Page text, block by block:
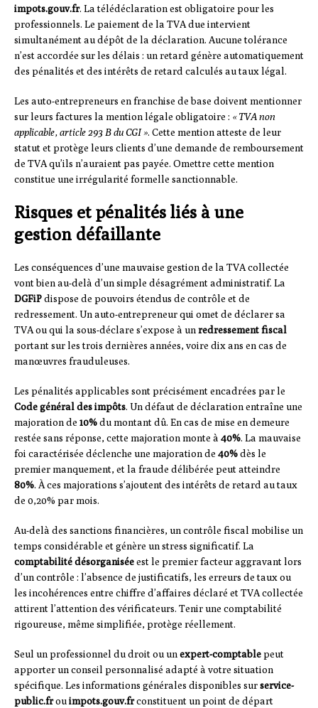
impots.gouv.fr. La télédéclaration est obligatoire pour les
professionnels. Le paiement de la TVA due intervient
simultanément au dépôt de la déclaration. Aucune tolérance
n’est accordée sur les délais : un retard génère automatiquement
des pénalités et des intérêts de retard calculés au taux légal.
Les auto-entrepreneurs en franchise de base doivent mentionner
sur leurs factures la mention légale obligatoire : « TVA non
applicable, article 293 B du CGI ». Cette mention atteste de leur
statut et protège leurs clients d’une demande de remboursement
de TVA qu’ils n’auraient pas payée. Omettre cette mention
constitue une irrégularité formelle sanctionnable.
Risques et pénalités liés à une
gestion défaillante
Les conséquences d’une mauvaise gestion de la TVA collectée
vont bien au-delà d’un simple désagrément administratif. La
DGFiPdispose de pouvoirs étendus de contrôle et de
redressement. Un auto-entrepreneur qui omet de déclarer sa
TVA ou qui la sous-déclare s’expose à unredressement fiscal
portant sur les trois dernières années, voire dix ans en cas de
manœuvres frauduleuses.
Les pénalités applicables sont précisément encadrées par le
Code général des impôts. Un défaut de déclaration entraîne une
majoration de 10%du montant dû. En cas de mise en demeure
restée sans réponse, cette majoration monte à 40%. La mauvaise
foi caractérisée déclenche une majoration de 40%dès le
premier manquement, et la fraude délibérée peut atteindre
80%. À ces majorations s’ajoutent des intérêts de retard au taux
de 0,20% par mois.
Au-delà des sanctions financières, un contrôle fiscal mobilise un
temps considérable et génère un stress significatif. La
comptabilité désorganiséeest le premier facteur aggravant lors
d’un contrôle : l’absence de justificatifs, les erreurs de taux ou
les incohérences entre chiffre d’affaires déclaré et TVA collectée
attirent l’attention des vérificateurs. Tenir une comptabilité
rigoureuse, même simplifiée, protège réellement.
Seul un professionnel du droit ou unexpert-comptablepeut
apporter un conseil personnalisé adapté à votre situation
spécifique. Les informations générales disponibles surservice-
public.frouimpots.gouv.frconstituent un point de départ